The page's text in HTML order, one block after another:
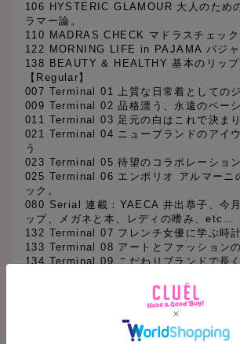
106 HYSTERIC GLAMOUR 大人のため
ラマー論。
110 MADRAS CHECK マドラスチェック
122 MORNING LIFE in PAJAMA パジャ
138 BEAUTY & HEALTHY 基本のリップ
【Regular】
007 Terminal 01 上質な日常着としてのジ
009 Terminal 02 品格漂う、永遠のベーシ
011 Terminal 03 足元の白はこれで決まり
021 Terminal 04 ニューブランドのアイ
う
023 Terminal 05 待望のコラボレーション
025 Terminal 06 エンポリオ アルマーニ
ック。
080 Serial 連載：YAECA 井出恭子、今
ップ、メガネと本、レディの嗜み、etc…
132 Terminal 07 フレンチ女優に学ぶ時計
133 Terminal 08 アートとファッション
134 Terminal 09 こだわりブランドで長
135 Terminal 10 別注Tシャツとコラボサ
136 Terminal 11 春色ランニングシュー
137 Terminal 12 初夏のセットアップ。